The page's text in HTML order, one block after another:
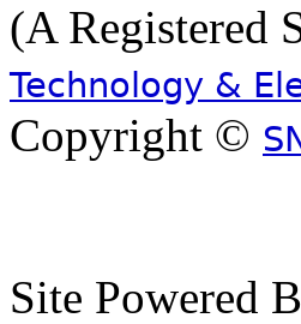
(A Registered
Technology &
Copyright ©
Site Powered